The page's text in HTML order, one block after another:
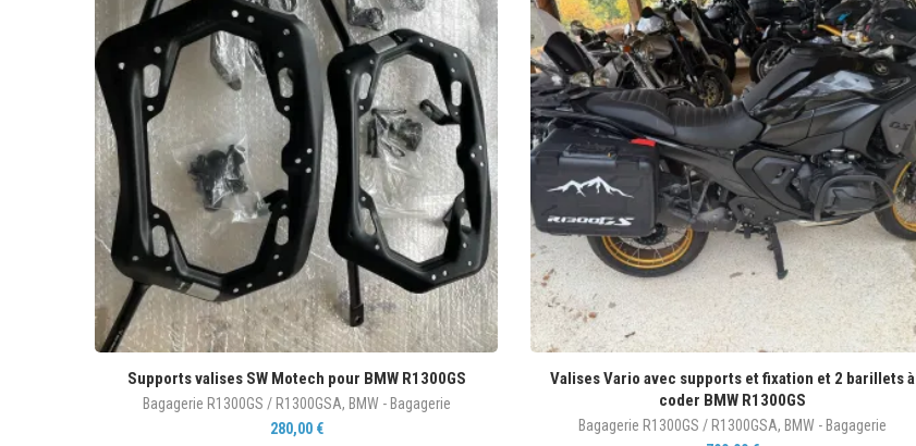
Supports valises SW Motech pour BMW R1300GS
Bagagerie R1300GS / R1300GSA, BMW - Bagagerie
280,00 €
Valises Vario avec supports et fixation et 2 barillets à
coder BMW R1300GS
Bagagerie R1300GS / R1300GSA, BMW - Bagagerie